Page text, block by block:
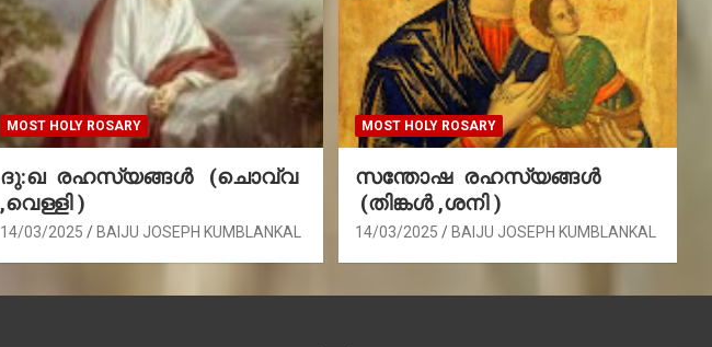
MOST HOLY ROSARY
ദു:ഖ രഹസ്യങ്ങൾ (ചൊവ്വ
,വെള്ളി )
14/03/2025 BAIJU JOSEPH KUMBLANKAL
MOST HOLY ROSARY
സന്തോഷ രഹസ്യങ്ങൾ
(തിങ്കൾ ,ശനി )
14/03/2025 BAIJU JOSEPH KUMBLANKAL